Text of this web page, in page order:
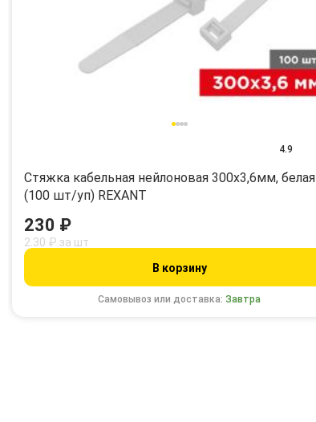
4.9
Стяжка кабельная нейлоновая 300x3,6мм, белая
(100 шт/уп) REXANT
Самовывоз или доставка:Завтра
230 ₽
2.30 ₽ за шт
В корзину